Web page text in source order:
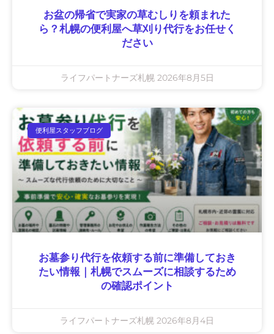
お盆の帰省で実家の草むしりを頼まれた
ら？札幌の便利屋へ草刈り代行をお任せく
ださい
ライフパートナーズ札幌 2026年8月5日
便利屋スタッフブログ
お墓参り代行を依頼する前に準備しておき
たい情報｜札幌でスムーズに相談するため
の確認ポイント
ライフパートナーズ札幌 2026年8月4日